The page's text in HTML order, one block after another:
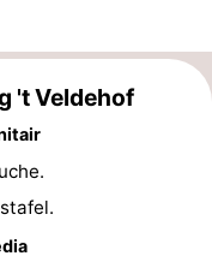
't Veldehof